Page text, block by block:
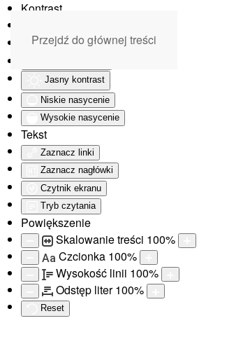
Kontrast
Monochromatyczny
Jasny kontrast
Niskie nasycenie
Wysokie nasycenie
Tekst
Zaznacz linki
Zaznacz nagłówki
Czytnik ekranu
Tryb czytania
Powiększenie
Skalowanie treści 100%
Aa Czcionka 100%
Wysokość linii 100%
Odstęp liter100%
Reset
Przejdź do głównej treści